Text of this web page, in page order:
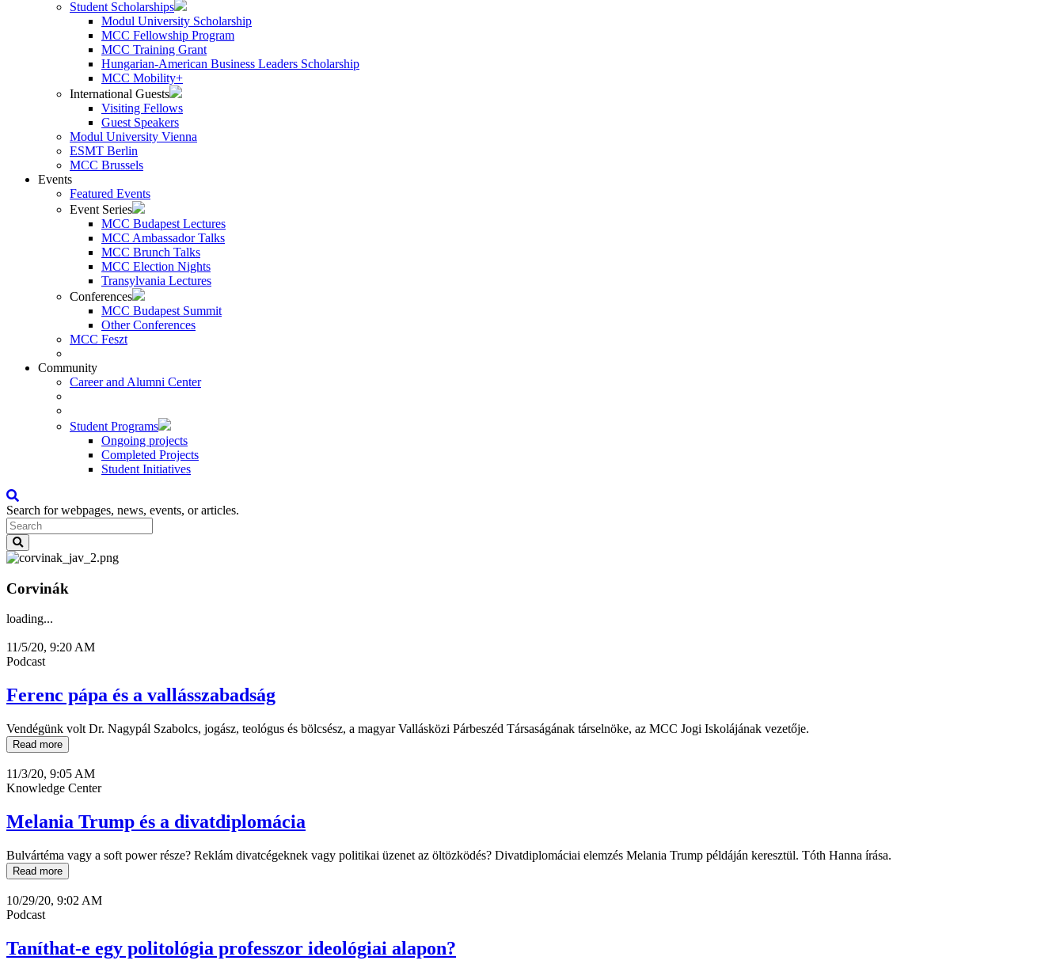
Student Scholarships
Modul University Scholarship
MCC Fellowship Program
MCC Training Grant
Hungarian-American Business Leaders Scholarship
MCC Mobility+
International Guests
Visiting Fellows
Guest Speakers
Modul University Vienna
ESMT Berlin
MCC Brussels
Events
Featured Events
Event Series
MCC Budapest Lectures
MCC Ambassador Talks
MCC Brunch Talks
MCC Election Nights
Transylvania Lectures
Conferences
MCC Budapest Summit
Other Conferences
MCC Feszt
Community
Career and Alumni Center
Student Programs
Ongoing projects
Completed Projects
Student Initiatives
Search for webpages, news, events, or articles.
Corvinák
loading...
11/5/20, 9:20 AM
Podcast
Ferenc pápa és a vallásszabadság
Vendégünk volt Dr. Nagypál Szabolcs, jogász, teológus és bölcsész, a magyar Vallásközi Párbeszéd Társaságának társelnöke, az MCC Jogi Iskolájának vezetője.
Read more
11/3/20, 9:05 AM
Knowledge Center
Melania Trump és a divatdiplomácia
Bulvártéma vagy a soft power része? Reklám divatcégeknek vagy politikai üzenet az öltözködés? Divatdiplomáciai elemzés Melania Trump példáján keresztül. Tóth Hanna írása.
Read more
10/29/20, 9:02 AM
Podcast
Taníthat-e egy politológia professzor ideológiai alapon?